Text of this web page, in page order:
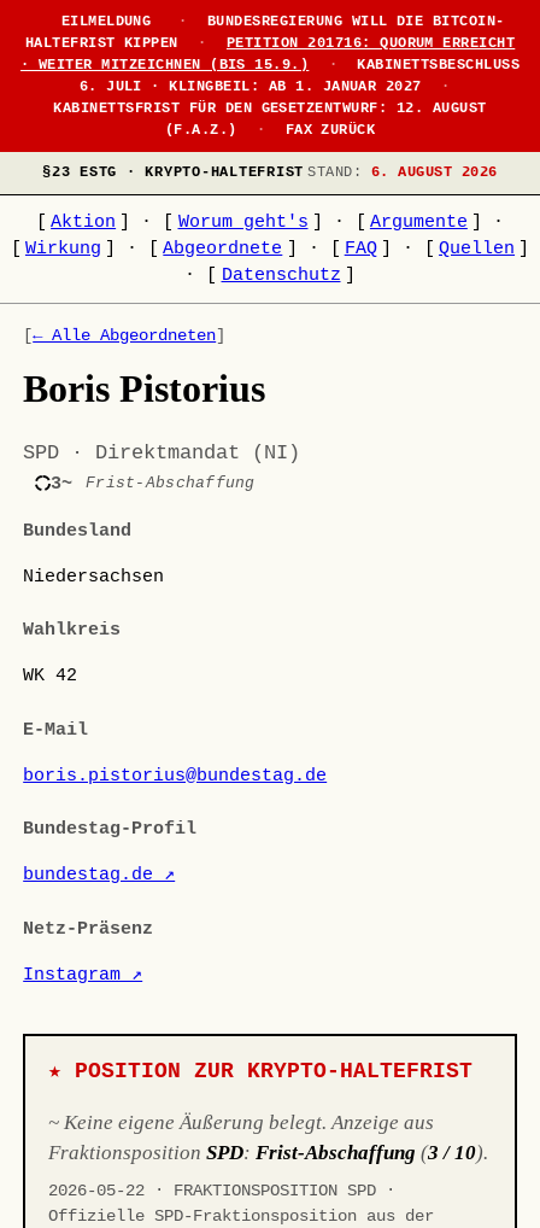
EILMELDUNG ·
BUNDESREGIERUNG WILL DIE BITCOIN-
HALTEFRIST KIPPEN
·
PETITION 201716: QUORUM ERREICHT
· WEITER MITZEICHNEN (BIS 15.9.)
·
KABINETTSBESCHLUSS
6. JULI · KLINGBEIL: AB 1. JANUAR 2027
·
KABINETTSFRIST FÜR DEN GESETZENTWURF: 12. AUGUST
(F.A.Z.)
· FAX ZURÜCK
§23 ESTG · KRYPTO-HALTEFRIST STAND: 6. AUGUST 2026
Aktion · Worum geht's · Argumente
·
Wirkung · Abgeordnete · FAQ · Quellen
·
Datenschutz
[← Alle Abgeordneten]
Boris Pistorius
SPD · Direktmandat (NI)
3~ Frist-Abschaffung
Bundesland
Niedersachsen
Wahlkreis
WK 42
E-Mail
boris.pistorius@bundestag.de
Bundestag-Profil
bundestag.de ↗
Netz-Präsenz
Instagram ↗
★ POSITION ZUR KRYPTO-HALTEFRIST
~ Keine eigene Äußerung belegt. Anzeige aus
FraktionspositionSPD: Frist-Abschaffung (3 / 10).
2026-05-22 · FRAKTIONSPOSITION SPD ·
Offizielle SPD-Fraktionsposition aus der